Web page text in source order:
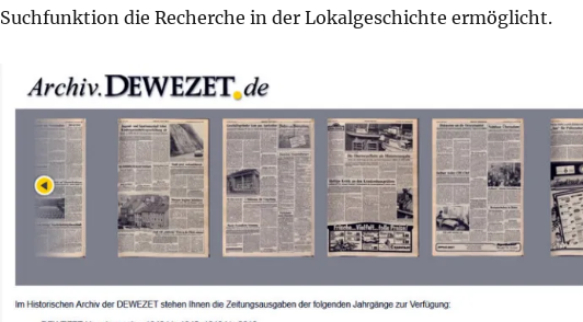
Suchfunktion die Recherche in der Lokalgeschichte ermöglicht.